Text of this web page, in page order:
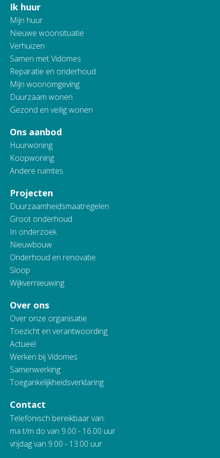
Contactinformatie
Ik huur
Mijn huur
Nieuwe woonsituatie
Verhuizen
Samen met Vidomes
Reparatie en onderhoud
Mijn woonomgeving
Duurzaam wonen
Gezond en veilig wonen
Ons aanbod
Huurwoning
Koopwoning
Andere ruimtes
Projecten
Duurzaamheidsmaatregelen
Groot onderhoud
In onderzoek
Nieuwbouw
Onderhoud en renovatie
Sloop
Wijkvernieuwing
Over ons
Over onze organisatie
Toezicht en verantwoording
Actueel
Werken bij Vidomes
Samenwerking
Toegankelijkheidsverklaring
Contact
Telefonisch bereikbaar van:
ma t/m do van 9.00 - 16.00 uur
vrijdag van 9.00 - 13.00 uur